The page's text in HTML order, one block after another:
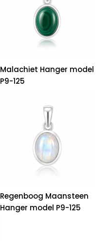
Malachiet Hanger model
P9-125
Regenboog Maansteen
Hanger model P9-125